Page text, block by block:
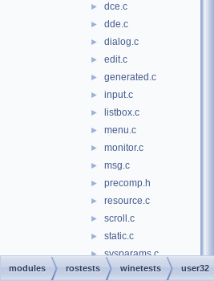
► dce.c
► dde.c
► dialog.c
► edit.c
► generated.c
► input.c
► listbox.c
► menu.c
► monitor.c
► msg.c
► precomp.h
► resource.c
► scroll.c
► static.c
► sysparams.c
► testdll.c
modules rostests winetests user32